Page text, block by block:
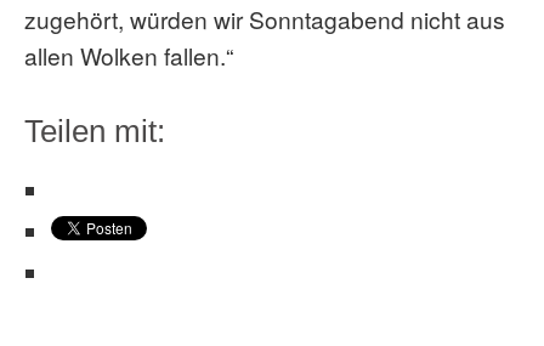
zugehört, würden wir Sonntagabend nicht aus
allen Wolken fallen.“
Teilen mit: